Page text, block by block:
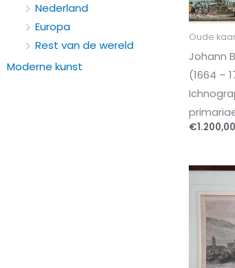
Nederland
Europa
Rest van de wereld
Moderne kunst
Oude
Johann
(1664 –
€1.200,00